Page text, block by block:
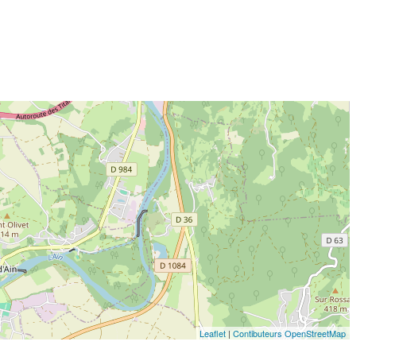
Leaflet |Contibuteurs OpenStreetMap